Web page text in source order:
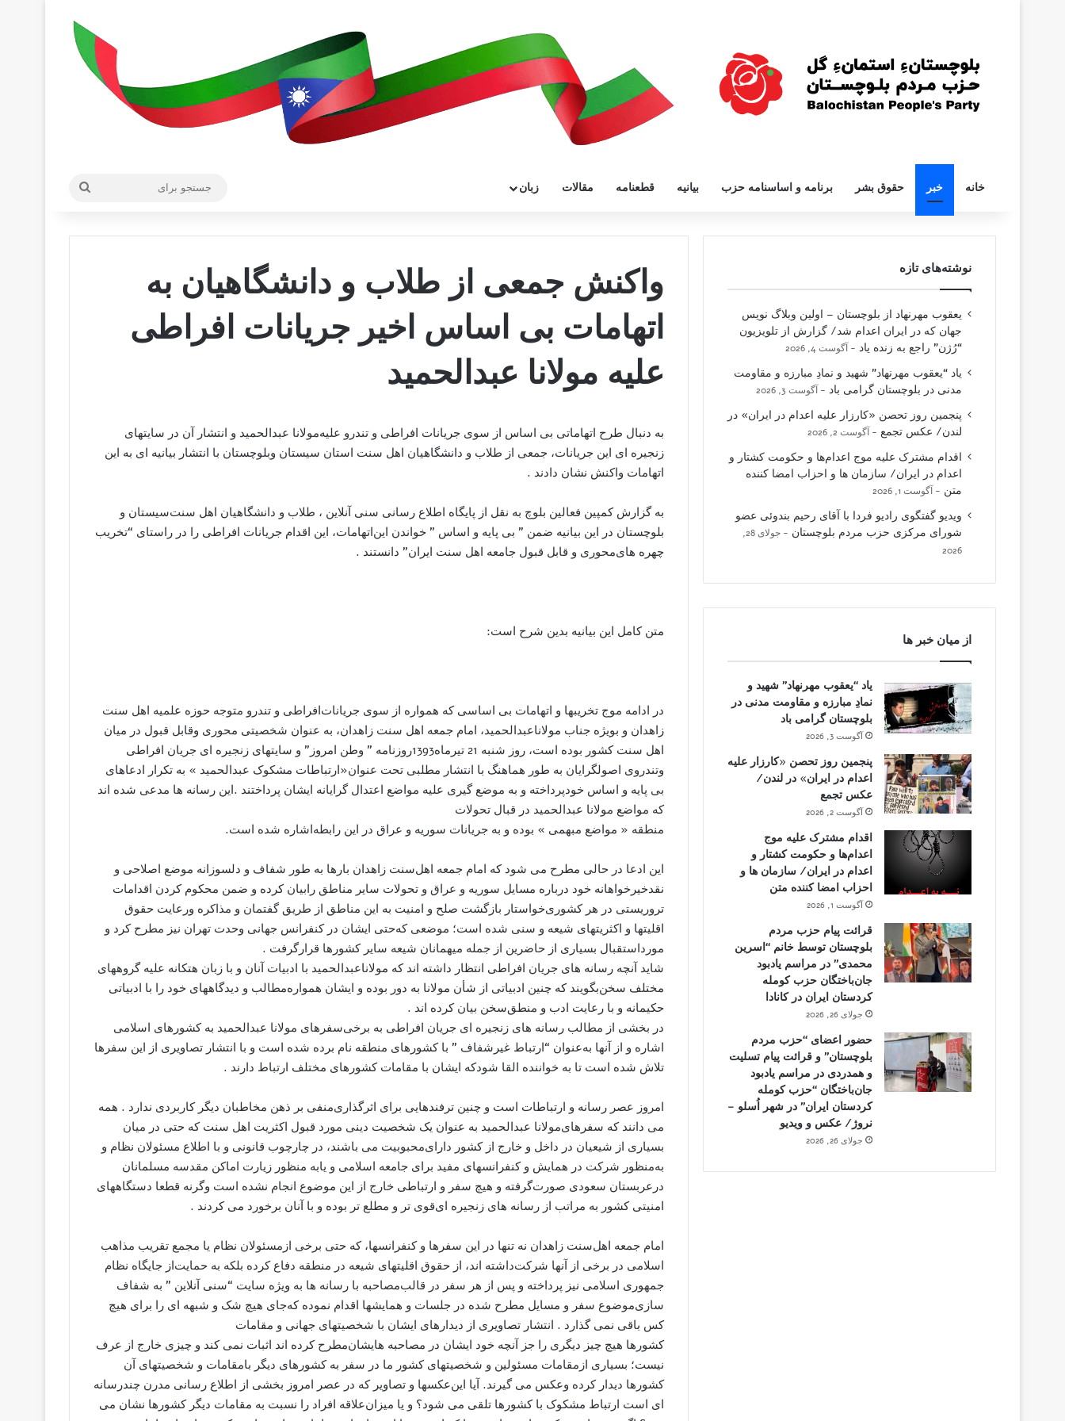
خانه خبر حقوق بشر برنامه و اساسنامه حزب بیانیه قطعنامه مقالات زبان
ﻭﺍﮐﻨﺶ ﺟﻤﻌﯽ ﺍﺯ ﻃﻼﺏ ﻭ ﺩﺍﻧﺸﮕﺎﻫﯿﺎﻥ ﺑﻪ
ﺍﺗﻬﺎﻣﺎﺕ ﺑﯽ ﺍﺳﺎﺱ ﺍﺧﯿﺮ ﺟﺮﯾﺎﻧﺎﺕ ﺍﻓﺮﺍﻃﯽ
ﻋﻠﯿﻪ ﻣﻮﻻﻧﺎ ﻋﺒﺪﺍﻟﺤﻤﯿﺪ
ﺑﻪ ﺩﻧﺒﺎﻝ ﻃﺮﺡ ﺍﺗﻬﺎﻣﺎﺗﯽ ﺑﯽ ﺍﺳﺎﺱ ﺍﺯ ﺳﻮﯼ ﺟﺮﯾﺎﻧﺎﺕ ﺍﻓﺮﺍﻃﯽ ﻭ ﺗﻨﺪﺭﻭ ﻋﻠﯿﻪﻣﻮﻻﻧﺎ ﻋﺒﺪﺍﻟﺤﻤﯿﺪ ﻭ ﺍﻧﺘﺸﺎﺭ ﺁﻥ ﺩﺭ ﺳﺎﯾﺘﻬﺎﯼ
ﺯﻧﺠﯿﺮﻩ ﺍﯼ ﺍﯾﻦ ﺟﺮﯾﺎﻧﺎﺕ، ﺟﻤﻌﯽ ﺍﺯ ﻃﻼﺏ ﻭ ﺩﺍﻧﺸﮕﺎﻫﯿﺎﻥ ﺍﻫﻞ ﺳﻨﺖ ﺍﺳﺘﺎﻥ ﺳﯿﺴﺘﺎﻥ ﻭﺑﻠﻮﭼﺴﺘﺎﻥ ﺑﺎ ﺍﻧﺘﺸﺎﺭ ﺑﯿﺎﻧﯿﻪ ﺍﯼ ﺑﻪ ﺍﯾﻦ
ﺍﺗﻬﺎﻣﺎﺕ ﻭﺍﮐﻨﺶ ﻧﺸﺎﻥ ﺩﺍﺩﻧﺪ .
ﺑﻪ ﮔﺰﺍﺭﺵ کمپین فعالین بلوچ به نقل از ﭘﺎﯾﮕﺎﻩ ﺍﻃﻼﻉ ﺭﺳﺎﻧﯽ ﺳﻨﯽ ﺁﻧﻼﯾﻦ ، ﻃﻼﺏ ﻭ ﺩﺍﻧﺸﮕﺎﻫﯿﺎﻥ ﺍﻫﻞ ﺳﻨﺖﺳﯿﺴﺘﺎﻥ ﻭ
ﺑﻠﻮﭼﺴﺘﺎﻥ ﺩﺭ ﺍﯾﻦ ﺑﯿﺎﻧﯿﻪ ﺿﻤﻦ ” ﺑﯽ ﭘﺎﯾﻪ ﻭ ﺍﺳﺎﺱ ” ﺧﻮﺍﻧﺪﻥ ﺍﯾﻦﺍﺗﻬﺎﻣﺎﺕ، ﺍﯾﻦ ﺍﻗﺪﺍﻡ ﺟﺮﯾﺎﻧﺎﺕ ﺍﻓﺮﺍﻃﯽ ﺭﺍ ﺩﺭ ﺭﺍﺳﺘﺎﯼ “ﺗﺨﺮﯾﺐ
ﭼﻬﺮﻩ ﻫﺎﯼﻣﺤﻮﺭﯼ ﻭ ﻗﺎﺑﻞ ﻗﺒﻮﻝ ﺟﺎﻣﻌﻪ ﺍﻫﻞ ﺳﻨﺖ ﺍﯾﺮﺍﻥ” ﺩﺍﻧﺴﺘﻨﺪ .
ﻣﺘﻦ ﮐﺎﻣﻞ ﺍﯾﻦ ﺑﯿﺎﻧﯿﻪ ﺑﺪﯾﻦ ﺷﺮﺡ ﺍﺳﺖ:
ﺩﺭ ﺍﺩﺍﻣﻪ ﻣﻮﺝ ﺗﺨﺮﯾﺒﻬﺎ ﻭ ﺍﺗﻬﺎﻣﺎﺕ ﺑﯽ ﺍﺳﺎﺳﯽ ﮐﻪ ﻫﻤﻮﺍﺭﻩ ﺍﺯ ﺳﻮﯼ ﺟﺮﯾﺎﻧﺎﺕﺍﻓﺮﺍﻃﯽ ﻭ ﺗﻨﺪﺭﻭ ﻣﺘﻮﺟﻪ ﺣﻮﺯﻩ ﻋﻠﻤﯿﻪ ﺍﻫﻞ ﺳﻨﺖ
ﺯﺍﻫﺪﺍﻥ ﻭ ﺑﻮﯾﮋﻩ ﺟﻨﺎﺏ ﻣﻮﻻﻧﺎﻋﺒﺪﺍﻟﺤﻤﯿﺪ، ﺍﻣﺎﻡ ﺟﻤﻌﻪ ﺍﻫﻞ ﺳﻨﺖ ﺯﺍﻫﺪﺍﻥ، ﺑﻪ ﻋﻨﻮﺍﻥ ﺷﺨﺼﯿﺘﯽ ﻣﺤﻮﺭﯼ ﻭﻗﺎﺑﻞ ﻗﺒﻮﻝ ﺩﺭ ﻣﯿﺎﻥ
ﺍﻫﻞ ﺳﻨﺖ ﮐﺸﻮﺭ ﺑﻮﺩﻩ ﺍﺳﺖ، ﺭﻭﺯ ﺷﻨﺒﻪ 21 ﺗﯿﺮﻣﺎﻩ1393ﺭﻭﺯﻧﺎﻣﻪ ” ﻭﻃﻦ ﺍﻣﺮﻭﺯ” ﻭ ﺳﺎﯾﺘﻬﺎﯼ ﺯﻧﺠﯿﺮﻩ ﺍﯼ ﺟﺮﯾﺎﻥ ﺍﻓﺮﺍﻃﯽ
ﻭﺗﻨﺪﺭﻭﯼ ﺍﺻﻮﻟﮕﺮﺍﯾﺎﻥ ﺑﻪ ﻃﻮﺭ ﻫﻤﺎﻫﻨﮓ ﺑﺎ ﺍﻧﺘﺸﺎﺭ ﻣﻄﻠﺒﯽ ﺗﺤﺖ ﻋﻨﻮﺍﻥ«ﺍﺭﺗﺒﺎﻃﺎﺕ ﻣﺸﮑﻮﮎ ﻋﺒﺪﺍﻟﺤﻤﯿﺪ ‏» ﺑﻪ ﺗﮑﺮﺍﺭ ﺍﺩﻋﺎﻫﺎﯼ
ﺑﯽ ﭘﺎﯾﻪ ﻭ ﺍﺳﺎﺱ ﺧﻮﺩﭘﺮﺩﺍﺧﺘﻪ ﻭ ﺑﻪ ﻣﻮﺿﻊ ﮔﯿﺮﯼ ﻋﻠﯿﻪ ﻣﻮﺍﺿﻊ ﺍﻋﺘﺪﺍﻝ ﮔﺮﺍﯾﺎﻧﻪ ﺍﯾﺸﺎﻥ ﭘﺮﺩﺍﺧﺘﻨﺪ .ﺍﯾﻦ ﺭﺳﺎﻧﻪ ﻫﺎ ﻣﺪﻋﯽ ﺷﺪﻩ ﺍﻧﺪ
ﮐﻪ ﻣﻮﺍﺿﻊ ﻣﻮﻻﻧﺎ ﻋﺒﺪﺍﻟﺤﻤﯿﺪ ﺩﺭ ﻗﺒﺎﻝ ﺗﺤﻮﻻﺕ
ﻣﻨﻄﻘﻪ ‏« ﻣﻮﺍﺿﻊ ﻣﺒﻬﻤﯽ ‏» ﺑﻮﺩﻩ ﻭ ﺑﻪ ﺟﺮﯾﺎﻧﺎﺕ ﺳﻮﺭﯾﻪ ﻭ ﻋﺮﺍﻕ ﺩﺭ ﺍﯾﻦ ﺭﺍﺑﻄﻪﺍﺷﺎﺭﻩ ﺷﺪﻩ ﺍﺳﺖ.
ﺍﯾﻦ ﺍﺩﻋﺎ ﺩﺭ ﺣﺎﻟﯽ ﻣﻄﺮﺡ ﻣﯽ ﺷﻮﺩ ﮐﻪ ﺍﻣﺎﻡ ﺟﻤﻌﻪ ﺍﻫﻞﺳﻨﺖ ﺯﺍﻫﺪﺍﻥ ﺑﺎﺭﻫﺎ ﺑﻪ ﻃﻮﺭ ﺷﻔﺎﻑ ﻭ ﺩﻟﺴﻮﺯﺍﻧﻪ ﻣﻮﺿﻊ ﺍﺻﻼﺣﯽ ﻭ
ﻧﻘﺪﺧﯿﺮﺧﻮﺍﻫﺎﻧﻪ ﺧﻮﺩ ﺩﺭﺑﺎﺭﻩ ﻣﺴﺎﯾﻞ ﺳﻮﺭﯾﻪ ﻭ ﻋﺮﺍﻕ ﻭ ﺗﺤﻮﻻﺕ ﺳﺎﯾﺮ ﻣﻨﺎﻃﻖ ﺭﺍﺑﯿﺎﻥ ﮐﺮﺩﻩ ﻭ ﺿﻤﻦ ﻣﺤﮑﻮﻡ ﮐﺮﺩﻥ ﺍﻗﺪﺍﻣﺎﺕ
ﺗﺮﻭﺭﯾﺴﺘﯽ ﺩﺭ ﻫﺮ ﮐﺸﻮﺭﯼﺧﻮﺍﺳﺘﺎﺭ ﺑﺎﺯﮔﺸﺖ ﺻﻠﺢ ﻭ ﺍﻣﻨﯿﺖ ﺑﻪ ﺍﯾﻦ ﻣﻨﺎﻃﻖ ﺍﺯ ﻃﺮﯾﻖ ﮔﻔﺘﻤﺎﻥ ﻭ ﻣﺬﺍﮐﺮﻩ ﻭﺭﻋﺎﯾﺖ ﺣﻘﻮﻕ
ﺍﻗﻠﯿﺘﻬﺎ ﻭ ﺍﮐﺜﺮﯾﺘﻬﺎﯼ ﺷﯿﻌﻪ ﻭ ﺳﻨﯽ ﺷﺪﻩ ﺍﺳﺖ؛ ﻣﻮﺿﻌﯽ ﮐﻪﺣﺘﯽ ﺍﯾﺸﺎﻥ ﺩﺭ ﮐﻨﻔﺮﺍﻧﺲ ﺟﻬﺎﻧﯽ ﻭﺣﺪﺕ ﺗﻬﺮﺍﻥ ﻧﯿﺰ ﻣﻄﺮﺡ ﮐﺮﺩ ﻭ
ﻣﻮﺭﺩﺍﺳﺘﻘﺒﺎﻝ ﺑﺴﯿﺎﺭﯼ ﺍﺯ ﺣﺎﺿﺮﯾﻦ ﺍﺯ ﺟﻤﻠﻪ ﻣﯿﻬﻤﺎﻧﺎﻥ ﺷﯿﻌﻪ ﺳﺎﯾﺮ ﮐﺸﻮﺭﻫﺎ ﻗﺮﺍﺭﮔﺮﻓﺖ .
ﺷﺎﯾﺪ ﺁﻧﭽﻪ ﺭﺳﺎﻧﻪ ﻫﺎﯼ ﺟﺮﯾﺎﻥ ﺍﻓﺮﺍﻃﯽ ﺍﻧﺘﻈﺎﺭ ﺩﺍﺷﺘﻪ ﺍﻧﺪ ﮐﻪ ﻣﻮﻻﻧﺎﻋﺒﺪﺍﻟﺤﻤﯿﺪ ﺑﺎ ﺍﺩﺑﯿﺎﺕ ﺁﻧﺎﻥ ﻭ ﺑﺎ ﺯﺑﺎﻥ ﻫﺘﮑﺎﻧﻪ ﻋﻠﯿﻪ ﮔﺮﻭﻫﻬﺎﯼ
ﻣﺨﺘﻠﻒ ﺳﺨﻦﺑﮕﻮﯾﻨﺪ ﮐﻪ ﭼﻨﯿﻦ ﺍﺩﺑﯿﺎﺗﯽ ﺍﺯ ﺷﺄﻥ ﻣﻮﻻﻧﺎ ﺑﻪ ﺩﻭﺭ ﺑﻮﺩﻩ ﻭ ﺍﯾﺸﺎﻥ ﻫﻤﻮﺍﺭﻩﻣﻄﺎﻟﺐ ﻭ ﺩﯾﺪﮔﺎﻫﻬﺎﯼ ﺧﻮﺩ ﺭﺍ ﺑﺎ ﺍﺩﺑﯿﺎﺗﯽ
ﺣﮑﯿﻤﺎﻧﻪ ﻭ ﺑﺎ ﺭﻋﺎﯾﺖ ﺍﺩﺏ ﻭ ﻣﻨﻄﻖﺳﺨﻦ ﺑﯿﺎﻥ ﮐﺮﺩﻩ ﺍﻧﺪ .
ﺩﺭ ﺑﺨﺸﯽ ﺍﺯ ﻣﻄﺎﻟﺐ ﺭﺳﺎﻧﻪ ﻫﺎﯼ ﺯﻧﺠﯿﺮﻩ ﺍﯼ ﺟﺮﯾﺎﻥ ﺍﻓﺮﺍﻃﯽ ﺑﻪ ﺑﺮﺧﯽﺳﻔﺮﻫﺎﯼ ﻣﻮﻻﻧﺎ ﻋﺒﺪﺍﻟﺤﻤﯿﺪ ﺑﻪ ﮐﺸﻮﺭﻫﺎﯼ ﺍﺳﻼﻣﯽ
ﺍﺷﺎﺭﻩ ﻭ ﺍﺯ ﺁﻧﻬﺎ ﺑﻪﻋﻨﻮﺍﻥ “ﺍﺭﺗﺒﺎﻁ ﻏﯿﺮﺷﻔﺎﻑ ” ﺑﺎ ﮐﺸﻮﺭﻫﺎﯼ ﻣﻨﻄﻘﻪ ﻧﺎﻡ ﺑﺮﺩﻩ ﺷﺪﻩ ﺍﺳﺖ ﻭ ﺑﺎ ﺍﻧﺘﺸﺎﺭ ﺗﺼﺎﻭﯾﺮﯼ ﺍﺯ ﺍﯾﻦ ﺳﻔﺮﻫﺎ
ﺗﻼﺵ ﺷﺪﻩ ﺍﺳﺖ ﺗﺎ ﺑﻪ ﺧﻮﺍﻧﻨﺪﻩ ﺍﻟﻘﺎ ﺷﻮﺩﮐﻪ ﺍﯾﺸﺎﻥ ﺑﺎ ﻣﻘﺎﻣﺎﺕ ﮐﺸﻮﺭﻫﺎﯼ ﻣﺨﺘﻠﻒ ﺍﺭﺗﺒﺎﻁ ﺩﺍﺭﻧﺪ .
ﺍﻣﺮﻭﺯ ﻋﺼﺮ ﺭﺳﺎﻧﻪ ﻭ ﺍﺭﺗﺒﺎﻃﺎﺕ ﺍﺳﺖ ﻭ ﭼﻨﯿﻦ ﺗﺮﻓﻨﺪﻫﺎﯾﯽ ﺑﺮﺍﯼ ﺍﺛﺮﮔﺬﺍﺭﯼﻣﻨﻔﯽ ﺑﺮ ﺫﻫﻦ ﻣﺨﺎﻃﺒﺎﻥ ﺩﯾﮕﺮ ﮐﺎﺭﺑﺮﺩﯼ ﻧﺪﺍﺭﺩ . ﻫﻤﻪ
ﻣﯽ ﺩﺍﻧﻨﺪ ﮐﻪ ﺳﻔﺮﻫﺎﯼﻣﻮﻻﻧﺎ ﻋﺒﺪﺍﻟﺤﻤﯿﺪ ﺑﻪ ﻋﻨﻮﺍﻥ ﯾﮏ ﺷﺨﺼﯿﺖ ﺩﯾﻨﯽ ﻣﻮﺭﺩ ﻗﺒﻮﻝ ﺍﮐﺜﺮﯾﺖ ﺍﻫﻞ ﺳﻨﺖ ﮐﻪ ﺣﺘﯽ ﺩﺭ ﻣﯿﺎﻥ
ﺑﺴﯿﺎﺭﯼ ﺍﺯ ﺷﯿﻌﯿﺎﻥ ﺩﺭ ﺩﺍﺧﻞ ﻭ ﺧﺎﺭﺝ ﺍﺯ ﮐﺸﻮﺭ ﺩﺍﺭﺍﯼﻣﺤﺒﻮﺑﯿﺖ ﻣﯽ ﺑﺎﺷﻨﺪ، ﺩﺭ ﭼﺎﺭﭼﻮﺏ ﻗﺎﻧﻮﻧﯽ ﻭ ﺑﺎ ﺍﻃﻼﻉ ﻣﺴﺌﻮﻻﻥ ﻧﻈﺎﻡ ﻭ
ﺑﻪﻣﻨﻈﻮﺭ ﺷﺮﮐﺖ ﺩﺭ ﻫﻤﺎﯾﺶ ﻭ ﮐﻨﻔﺮﺍﻧﺴﻬﺎﯼ ﻣﻔﯿﺪ ﺑﺮﺍﯼ ﺟﺎﻣﻌﻪ ﺍﺳﻼﻣﯽ ﻭ ﯾﺎﺑﻪ ﻣﻨﻈﻮﺭ ﺯﯾﺎﺭﺕ ﺍﻣﺎﮐﻦ ﻣﻘﺪﺳﻪ ﻣﺴﻠﻤﺎﻧﺎﻥ
ﺩﺭﻋﺮﺑﺴﺘﺎﻥ ﺳﻌﻮﺩﯼ ﺻﻮﺭﺕﮔﺮﻓﺘﻪ ﻭ ﻫﯿﭻ ﺳﻔﺮ ﻭ ﺍﺭﺗﺒﺎﻃﯽ ﺧﺎﺭﺝ ﺍﺯ ﺍﯾﻦ ﻣﻮﺿﻮﻉ ﺍﻧﺠﺎﻡ ﻧﺸﺪﻩ ﺍﺳﺖ ﻭﮔﺮﻧﻪ ﻗﻄﻌﺎ ﺩﺳﺘﮕﺎﻫﻬﺎﯼ
ﺍﻣﻨﯿﺘﯽ ﮐﺸﻮﺭ ﺑﻪ ﻣﺮﺍﺗﺐ ﺍﺯ ﺭﺳﺎﻧﻪ ﻫﺎﯼ ﺯﻧﺠﯿﺮﻩ ﺍﯼﻗﻮﯼ ﺗﺮ ﻭ ﻣﻄﻠﻊ ﺗﺮ ﺑﻮﺩﻩ ﻭ ﺑﺎ ﺁﻧﺎﻥ ﺑﺮﺧﻮﺭﺩ ﻣﯽ ﮐﺮﺩﻧﺪ .
ﺍﻣﺎﻡ ﺟﻤﻌﻪ ﺍﻫﻞﺳﻨﺖ ﺯﺍﻫﺪﺍﻥ ﻧﻪ ﺗﻨﻬﺎ ﺩﺭ ﺍﯾﻦ ﺳﻔﺮﻫﺎ ﻭ ﮐﻨﻔﺮﺍﻧﺴﻬﺎ، ﮐﻪ ﺣﺘﯽ ﺑﺮﺧﯽ ﺍﺯﻣﺴﺌﻮﻻﻥ ﻧﻈﺎﻡ ﯾﺎ ﻣﺠﻤﻊ ﺗﻘﺮﯾﺐ ﻣﺬﺍﻫﺐ
ﺍﺳﻼﻣﯽ ﺩﺭ ﺑﺮﺧﯽ ﺍﺯ ﺁﻧﻬﺎ ﺷﺮﮐﺖﺩﺍﺷﺘﻪ ﺍﻧﺪ، ﺍﺯ ﺣﻘﻮﻕ ﺍﻗﻠﯿﺘﻬﺎﯼ ﺷﯿﻌﻪ ﺩﺭ ﻣﻨﻄﻘﻪ ﺩﻓﺎﻉ ﮐﺮﺩﻩ ﺑﻠﮑﻪ ﺑﻪ ﺣﻤﺎﯾﺖﺍﺯ ﺟﺎﯾﮕﺎﻩ ﻧﻈﺎﻡ
ﺟﻤﻬﻮﺭﯼ ﺍﺳﻼﻣﯽ ﻧﯿﺰ ﭘﺮﺩﺍﺧﺘﻪ ﻭ ﭘﺲ ﺍﺯ ﻫﺮ ﺳﻔﺮ ﺩﺭ ﻗﺎﻟﺐﻣﺼﺎﺣﺒﻪ ﺑﺎ ﺭﺳﺎﻧﻪ ﻫﺎ ﺑﻪ ﻭﯾﮋﻩ ﺳﺎﯾﺖ “ﺳﻨﯽ ﺁﻧﻼﯾﻦ ” ﺑﻪ ﺷﻔﺎﻑ
ﺳﺎﺯﯼﻣﻮﺿﻮﻉ ﺳﻔﺮ ﻭ ﻣﺴﺎﯾﻞ ﻣﻄﺮﺡ ﺷﺪﻩ ﺩﺭ ﺟﻠﺴﺎﺕ ﻭ ﻫﻤﺎﯾﺸﻬﺎ ﺍﻗﺪﺍﻡ ﻧﻤﻮﺩﻩ ﮐﻪﺟﺎﯼ ﻫﯿﭻ ﺷﮏ ﻭ ﺷﺒﻬﻪ ﺍﯼ ﺭﺍ ﺑﺮﺍﯼ ﻫﯿﭻ
ﮐﺲ ﺑﺎﻗﯽ ﻧﻤﯽ ﮔﺬﺍﺭﺩ . ﺍﻧﺘﺸﺎﺭ ﺗﺼﺎﻭﯾﺮﯼ ﺍﺯ ﺩﯾﺪﺍﺭﻫﺎﯼ ﺍﯾﺸﺎﻥ ﺑﺎ ﺷﺨﺼﯿﺘﻬﺎﯼ ﺟﻬﺎﻧﯽ ﻭ ﻣﻘﺎﻣﺎﺕ
ﮐﺸﻮﺭﻫﺎ ﻫﯿﭻ ﭼﯿﺰ ﺩﯾﮕﺮﯼ ﺭﺍ ﺟﺰ ﺁﻧﭽﻪ ﺧﻮﺩ ﺍﯾﺸﺎﻥ ﺩﺭ ﻣﺼﺎﺣﺒﻪ ﻫﺎﯾﺸﺎﻥﻣﻄﺮﺡ ﮐﺮﺩﻩ ﺍﻧﺪ ﺍﺛﺒﺎﺕ ﻧﻤﯽ ﮐﻨﺪ ﻭ ﭼﯿﺰﯼ ﺧﺎﺭﺝ ﺍﺯ ﻋﺮﻑ
ﻧﯿﺴﺖ؛ ﺑﺴﯿﺎﺭﯼ ﺍﺯﻣﻘﺎﻣﺎﺕ ﻣﺴﺌﻮﻟﯿﻦ ﻭ ﺷﺨﺼﯿﺘﻬﺎﯼ ﮐﺸﻮﺭ ﻣﺎ ﺩﺭ ﺳﻔﺮ ﺑﻪ ﮐﺸﻮﺭﻫﺎﯼ ﺩﯾﮕﺮ ﺑﺎﻣﻘﺎﻣﺎﺕ ﻭ ﺷﺨﺼﯿﺘﻬﺎﯼ ﺁﻥ
ﮐﺸﻮﺭﻫﺎ ﺩﯾﺪﺍﺭ ﮐﺮﺩﻩ ﻭﻋﮑﺲ ﻣﯽ ﮔﯿﺮﻧﺪ. ﺁﯾﺎ ﺍﯾﻦﻋﮑﺴﻬﺎ ﻭ ﺗﺼﺎﻭﯾﺮ ﮐﻪ ﺩﺭ ﻋﺼﺮ ﺍﻣﺮﻭﺯ ﺑﺨﺸﯽ ﺍﺯ ﺍﻃﻼﻉ ﺭﺳﺎﻧﯽ ﻣﺪﺭﻥ ﭼﻨﺪﺭﺳﺎﻧﻪ
ﺍﯼ ﺍﺳﺖ ﺍﺭﺗﺒﺎﻁ ﻣﺸﮑﻮﮎ ﺑﺎ ﮐﺸﻮﺭﻫﺎ ﺗﻠﻘﯽ ﻣﯽ ﺷﻮﺩ؟ ﻭ ﯾﺎ ﻣﯿﺰﺍﻥﻋﻼﻗﻪ ﺍﻓﺮﺍﺩ ﺭﺍ ﻧﺴﺒﺖ ﺑﻪ ﻣﻘﺎﻣﺎﺕ ﺩﯾﮕﺮ ﮐﺸﻮﺭﻫﺎ ﻧﺸﺎﻥ ﻣﯽ
نوشته‌های تازه
یعقوب مهرنهاد از بلوچستان – اولین وبلاگ نویس
جهان که در ایران اعدام شد/ گزارش از تلویزیون
“رُژن” راجع به زنده یاد
آگوست 4, 2026
یاد “یعقوب مهرنهاد” شهید و نمادِ مبارزه و مقاومت
مدنی در بلوچستان گرامی باد
آگوست 3, 2026
پنجمین روز تحصن «کارزار علیه اعدام در ایران» در
لندن/ عکس تجمع
آگوست 2, 2026
اقدام مشترک علیه موج اعدام‌ها و حکومت کشتار و
اعدام در ایران/ سازمان ها و احزاب امضا کننده
متن
آگوست 1, 2026
ویدیو گفتگوی رادیو فردا با آقای رحیم بندوئی عضو
شورای مرکزی حزب مردم بلوچستان
جولای 28,
2026
از میان خبر ها
یاد “یعقوب مهرنهاد” شهید و
نمادِ مبارزه و مقاومت مدنی در
بلوچستان گرامی باد
آگوست 3, 2026
پنجمین روز تحصن «کارزار علیه
اعدام در ایران» در لندن/
عکس تجمع
آگوست 2, 2026
اقدام مشترک علیه موج
اعدام‌ها و حکومت کشتار و
اعدام در ایران/ سازمان ها و
احزاب امضا کننده متن
آگوست 1, 2026
قرائت پیام حزب مردم
بلوچستان توسط خانم “اسرین
محمدی” در مراسم یادبود
جان‌باختگان حزب کومله
کردستان ایران در کانادا
جولای 26, 2026
حضور اعضای “حزب مردم
بلوچستان” و قرائت پیام تسلیت
و همدردی در مراسم یادبود
جان‌باختگان “حزب کومله
کردستان ایران” در شهر اُسلو –
نروژ/ عکس و ویدیو
جولای 26, 2026